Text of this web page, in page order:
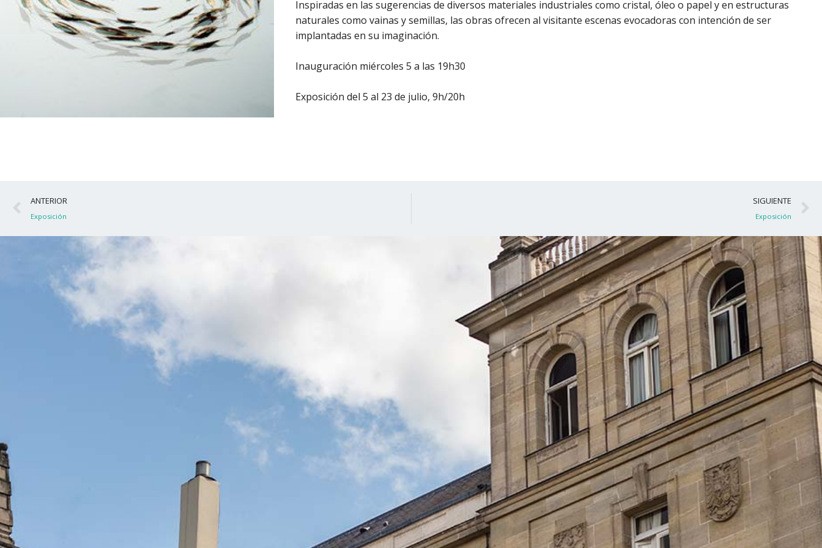
Inspiradas en las sugerencias de diversos materiales industriales como cristal, óleo o papel y en estructuras
naturales como vainas y semillas, las obras ofrecen al visitante escenas evocadoras con intención de ser
implantadas en su imaginación.
Inauguración miércoles 5 a las 19h30
Exposición del 5 al 23 de julio, 9h/20h
Ant
ANTERIOR
Exposición
SIGUIENTE
Exposición